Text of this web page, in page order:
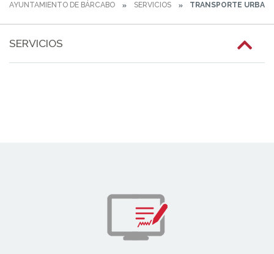
AYUNTAMIENTO DE BÁRCABO SERVICIOS TRANSPORTE
SERVICIOS